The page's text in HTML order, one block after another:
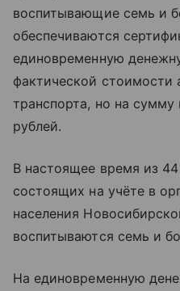
воспитывающие семь и
обеспечиваются
единовременную
фактической стоимости
транспорта, но на
рублей.
В настоящее время из
состоящих на учёте в
населения
воспитываются семь и
На единовременную